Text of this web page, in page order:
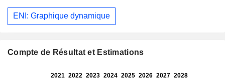
ENI: Graphique dynamique
Compte de Résultat et Estimations